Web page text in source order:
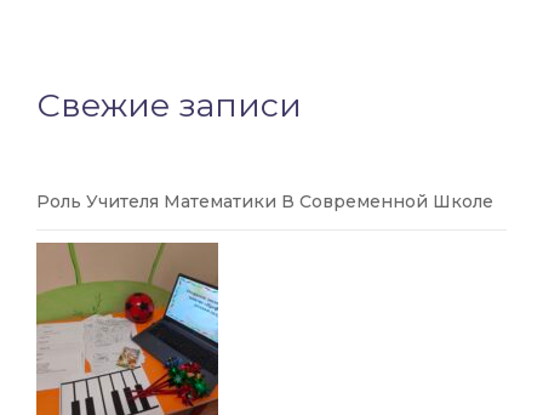
Свежие записи
Роль Учителя Математики В Современной Школе